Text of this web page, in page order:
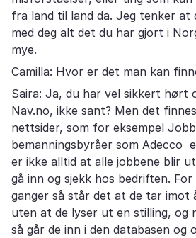
fra land til land da. Jeg tenker at
med deg alt det du har gjort i
mye.
Camilla: Hvor er det man kan
Saira: Ja, du har vel sikkert hørt
Nav.no, ikke sant? Men det
nettsider, som for eksempel
bemanningsbyråer som Adecco
er ikke alltid at alle jobbene blir
gå inn og sjekk hos bedriften. For
ganger så står det at de tar imot
uten at de lyser ut en stilling, og
så går de inn i den databasen og